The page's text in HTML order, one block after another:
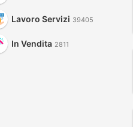
Lavoro Servizi 39405
In Vendita 2811